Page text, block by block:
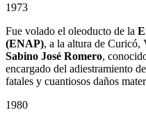
1973
Fue volado el oleoducto de la
(ENAP), a la altura de
Sabino José Romero,
encargado del adiestramiento
fatales y cuantiosos daños
1980